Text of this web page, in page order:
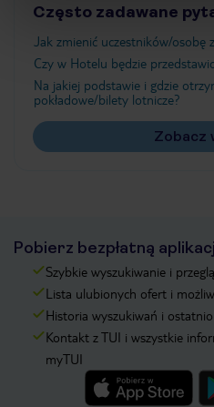
Często zadawane
Jak zmienić uczestników/osobę
Czy w Hotelu będzie
Na jakiej podstawie i gdzie
pokładowe/bilety lotnicze?
Zobacz
Pobierz bezpłatną
Szybkie wyszukiwanie i
Lista ulubionych ofert i
Historia wyszukiwań i
Kontakt z TUI i wszystkie
myTUI